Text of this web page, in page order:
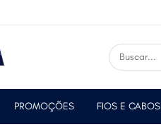
PROMOÇÕES FIOS E CABOS